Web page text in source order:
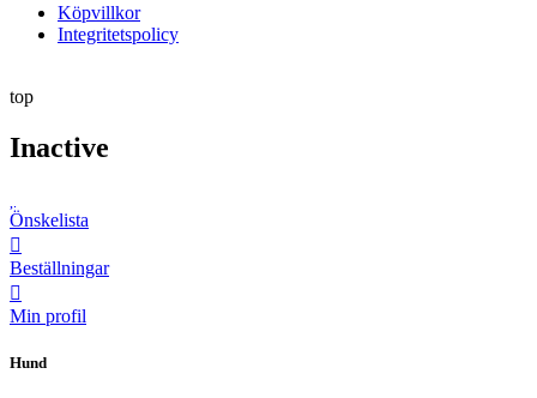
Köpvillkor
Integritetspolicy
top
Inactive
Önskelista
Beställningar
Min profil
Hund